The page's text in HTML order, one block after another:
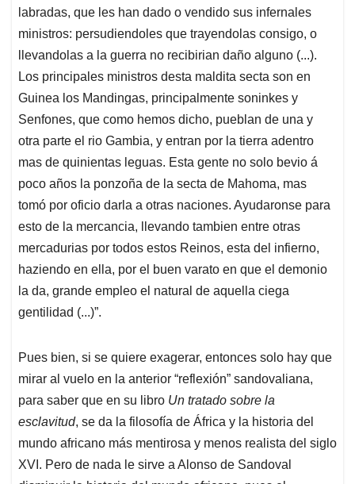
labradas, que les han dado o vendido sus infernales
ministros: persudiendoles que trayendolas consigo, o
llevandolas a la guerra no recibirian daño alguno (...).
Los principales ministros desta maldita secta son en
Guinea los Mandingas, principalmente soninkes y
Senfones, que como hemos dicho, pueblan de una y
otra parte el rio Gambia, y entran por la tierra adentro
mas de quinientas leguas. Esta gente no solo bevio á
poco años la ponzoña de la secta de Mahoma, mas
tomó por oficio darla a otras naciones. Ayudaronse para
esto de la mercancia, llevando tambien entre otras
mercadurias por todos estos Reinos, esta del infierno,
haziendo en ella, por el buen varato en que el demonio
la da, grande empleo el natural de aquella ciega
gentilidad (...)”.
Pues bien, si se quiere exagerar, entonces solo hay que
mirar al vuelo en la anterior “reflexión” sandovaliana,
para saber que en su libro Un tratado sobre la
esclavitud, se da la filosofía de África y la historia del
mundo africano más mentirosa y menos realista del siglo
XVI. Pero de nada le sirve a Alonso de Sandoval